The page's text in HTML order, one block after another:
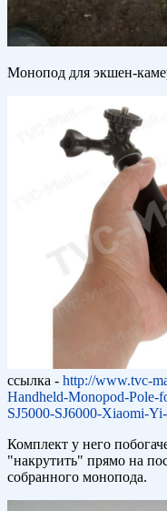
Монопод для экшен-
ссылка - http://www.tvc-
Handheld-Monopod-Pole-
SJ5000-SJ6000-Xiaomi-
Комплект у него
"накрутить" прямо на
собранного монопода.